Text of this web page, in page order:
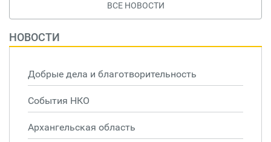
ВСЕ НОВОСТИ
НОВОСТИ
Добрые дела и благотворительность
События НКО
Архангельская область